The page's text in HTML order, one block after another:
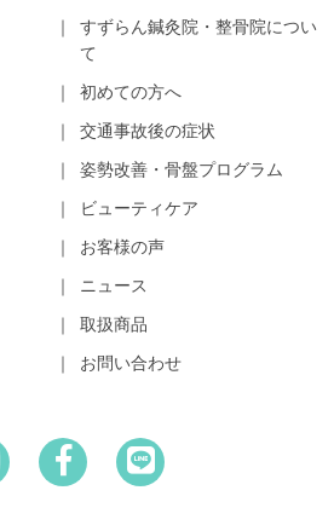
すずらん鍼灸院・整骨院につい
て
初めての方へ
交通事故後の症状
姿勢改善・骨盤プログラム
ビューティケア
お客様の声
ニュース
取扱商品
お問い合わせ